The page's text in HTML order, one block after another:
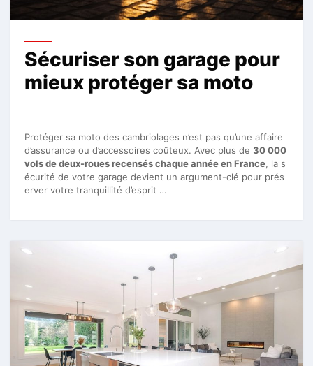
Sécuriser son garage pour
mieux protéger sa moto
Protéger sa moto des cambriolages n’est pas qu’une affaire
d’assurance ou d’accessoires coûteux. Avec plus de 30 000
vols de deux-roues recensés chaque année en France, la s
écurité de votre garage devient un argument-clé pour prés
erver votre tranquillité d’esprit …